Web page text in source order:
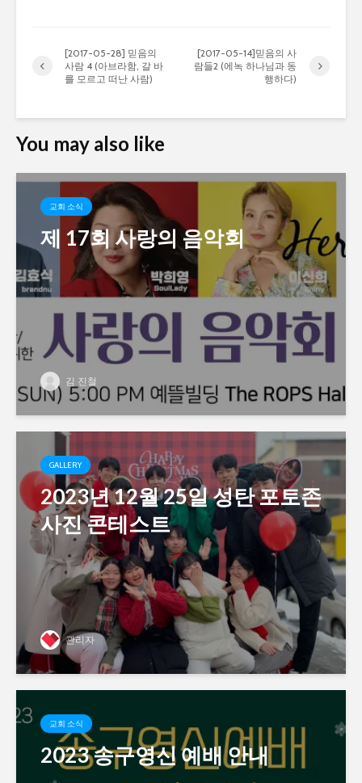
[2017-05-28] 믿음의
사람 4 (아브라함, 갈 바
를 모르고 떠난 사람)
[2017-05-14]믿음의 사
람들2 (에녹 하나님과 동
행하다)
You may also like
교회 소식
제 17회 사랑의 음악회
김 진철
GALLERY
2023년 12월 25일 성탄 포토존
사진 콘테스트
관리자
교회 소식
2023 송구영신 예배 안내